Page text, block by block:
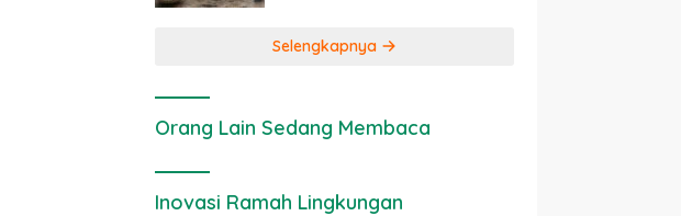
Selengkapnya
Orang Lain Sedang Membaca
Inovasi Ramah Lingkungan